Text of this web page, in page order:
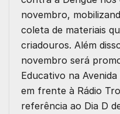
novembro,
coleta de materiais
criadouros. Além
novembro será
Educativo na
em frente à Rádio
referência ao Dia D